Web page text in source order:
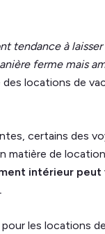
tendance à
ferme mais
des locations de
certains des
matière de
intérieur peut
les locations